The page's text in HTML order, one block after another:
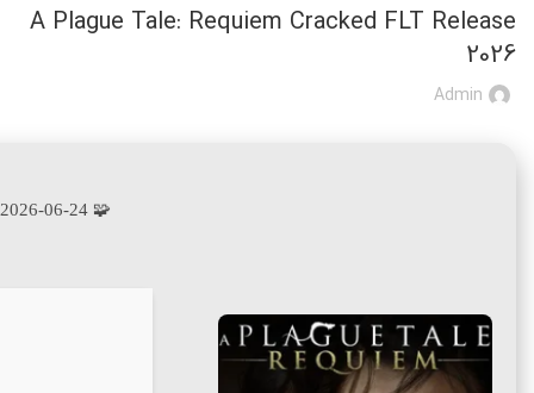
A Plague Tale: Requiem Cracked FLT Release
2026
Admin
🧩 Hash sum → 1edff84ce95c661145eb524cdbea091b —
06-24